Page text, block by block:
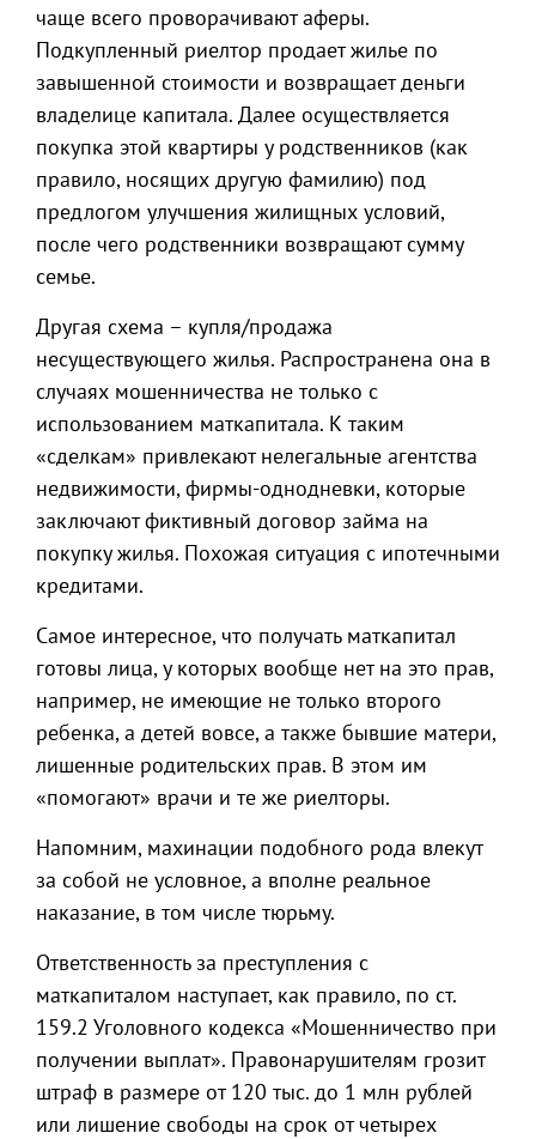
чаще всего проворачивают аферы.
Подкупленный риелтор продает жилье по
завышенной стоимости и возвращает деньги
владелице капитала. Далее осуществляется
покупка этой квартиры у родственников (как
правило, носящих другую фамилию) под
предлогом улучшения жилищных условий,
после чего родственники возвращают сумму
семье.
Другая схема – купля/продажа
несуществующего жилья. Распространена она в
случаях мошенничества не только с
использованием маткапитала. К таким
«сделкам» привлекают нелегальные агентства
недвижимости, фирмы-однодневки, которые
заключают фиктивный договор займа на
покупку жилья. Похожая ситуация с ипотечными
кредитами.
Самое интересное, что получать маткапитал
готовы лица, у которых вообще нет на это прав,
например, не имеющие не только второго
ребенка, а детей вовсе, а также бывшие матери,
лишенные родительских прав. В этом им
«помогают» врачи и те же риелторы.
Напомним, махинации подобного рода влекут
за собой не условное, а вполне реальное
наказание, в том числе тюрьму.
Ответственность за преступления с
маткапиталом наступает, как правило, по ст.
159.2 Уголовного кодекса «Мошенничество при
получении выплат». Правонарушителям грозит
штраф в размере от 120 тыс. до 1 млн рублей
или лишение свободы на срок от четырех